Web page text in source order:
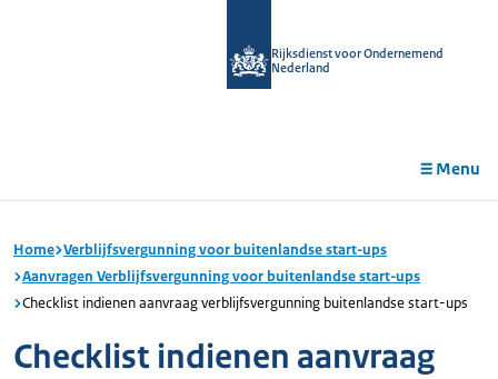
Rijksdienst voor Ondernemend
Nederland
Menu
Home Verblijfsvergunning voor buitenlandse start-ups
Aanvragen Verblijfsvergunning voor buitenlandse start-ups
Checklist indienen aanvraag verblijfsvergunning buitenlandse start-ups
Checklist indienen aanvraag